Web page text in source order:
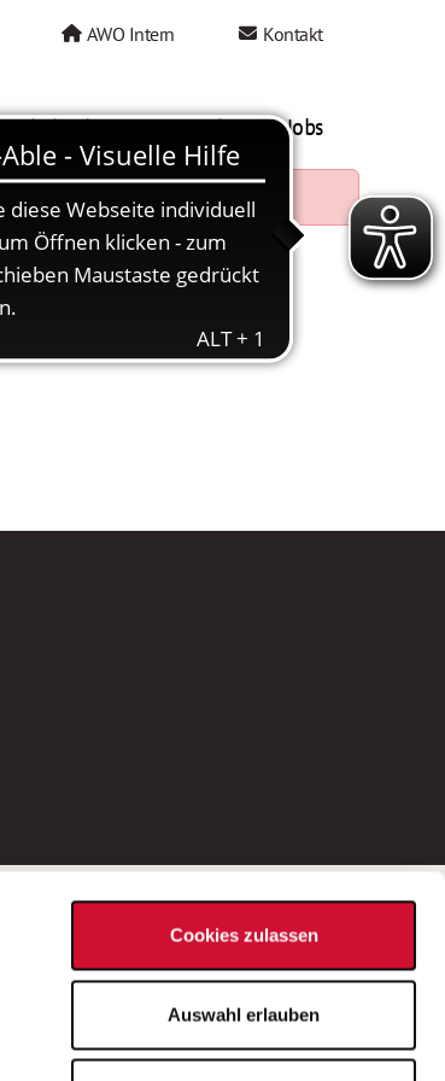
Cookies zulassen
Auswahl erlauben
AWO Intern Kontakt
Arbeitgeber Mein AWO Jobs
Bei Fragen zu einer Stellenausschreibung
wenden Sie sich bitte an die*den in der
Stellenausschreibung genannte*n